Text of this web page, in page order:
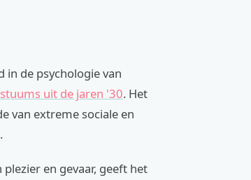
de psychologie van
uit de jaren '30. Het
van extreme sociale en
en gevaar, geeft het